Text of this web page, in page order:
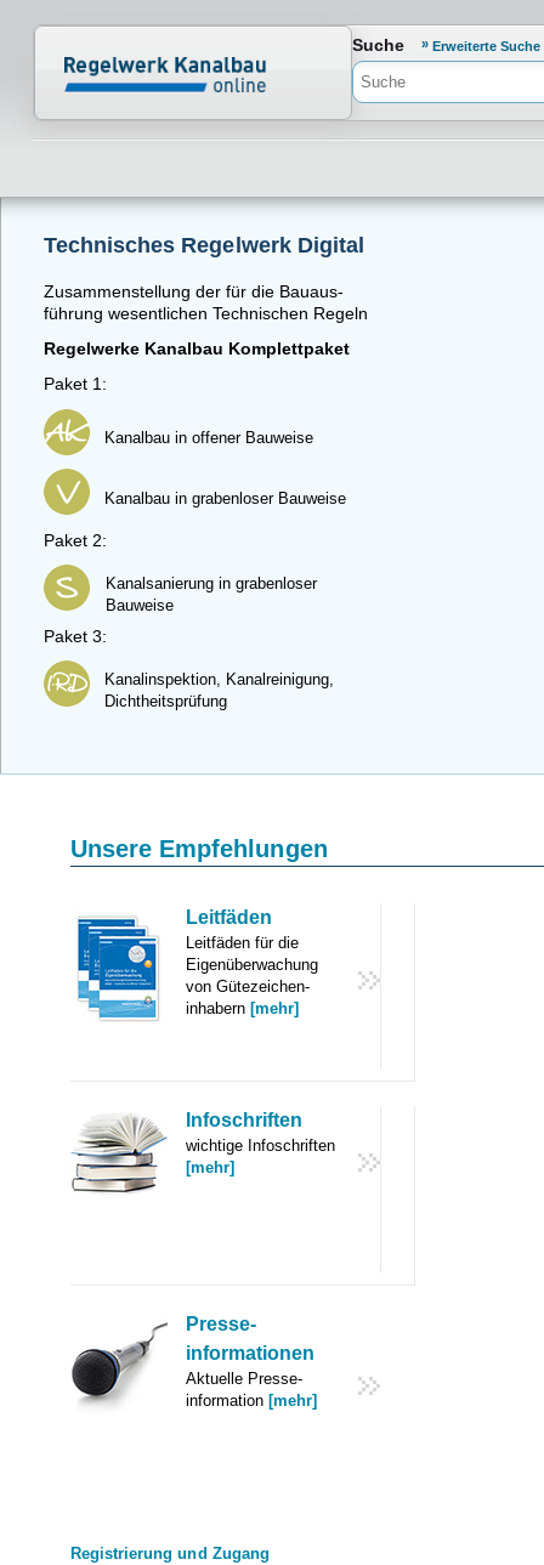
Normenportal Barrierefreiheit
Suche Erweiterte Suche
Technisches Regelwerk Digital
Zusammenstellung der für die Bauaus-
führung wesentlichen Technischen Regeln
Regelwerke Kanalbau Komplettpaket
Paket 1:
Kanalbau in offener Bauweise
Kanalbau in grabenloser Bauweise
Paket 2:
Kanalsanierung in grabenloser
Bauweise
Paket 3:
Kanalinspektion, Kanalreinigung,
Dichtheitsprüfung
Unsere Empfehlungen
Leitfäden
Leitfäden für die
Eigenüberwachung
von Gütezeichen-
inhabern [mehr]
Infoschriften
wichtige Infoschriften
[mehr]
Presse-
informationen
Aktuelle Presse-
information [mehr]
Registrierung und Zugang